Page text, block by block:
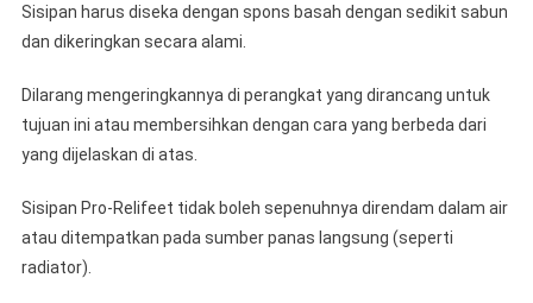
Sisipan harus diseka dengan spons basah dengan sedikit sabun
dan dikeringkan secara alami.
Dilarang mengeringkannya di perangkat yang dirancang untuk
tujuan ini atau membersihkan dengan cara yang berbeda dari
yang dijelaskan di atas.
Sisipan Pro-Relifeet tidak boleh sepenuhnya direndam dalam air
atau ditempatkan pada sumber panas langsung (seperti
radiator).